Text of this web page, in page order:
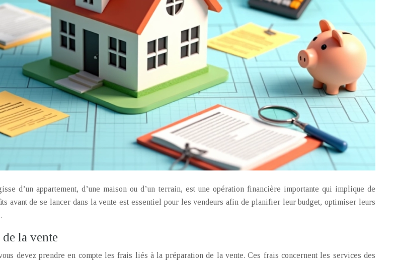
d’un appartement, d’une maison ou d’un terrain, est une opération financière importante qui implique de
avant de se lancer dans la vente est essentiel pour les vendeurs afin de planifier leur budget, optimiser leurs
la vente
devez prendre en compte les frais liés à la préparation de la vente. Ces frais concernent les services des